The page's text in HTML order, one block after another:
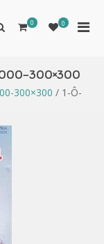
0 0
300×300
300×300 / 1-Ô-